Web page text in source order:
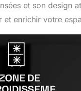
et son design
et enrichir votre